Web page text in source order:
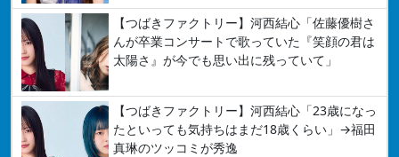
【つばきファクトリー】河西結心「佐藤優樹さ
んが卒業コンサートで歌っていた『笑顔の君は
太陽さ』が今でも思い出に残っていて」
【つばきファクトリー】河西結心「23歳になっ
たといっても気持ちはまだ18歳くらい」→福田
真琳のツッコミが秀逸